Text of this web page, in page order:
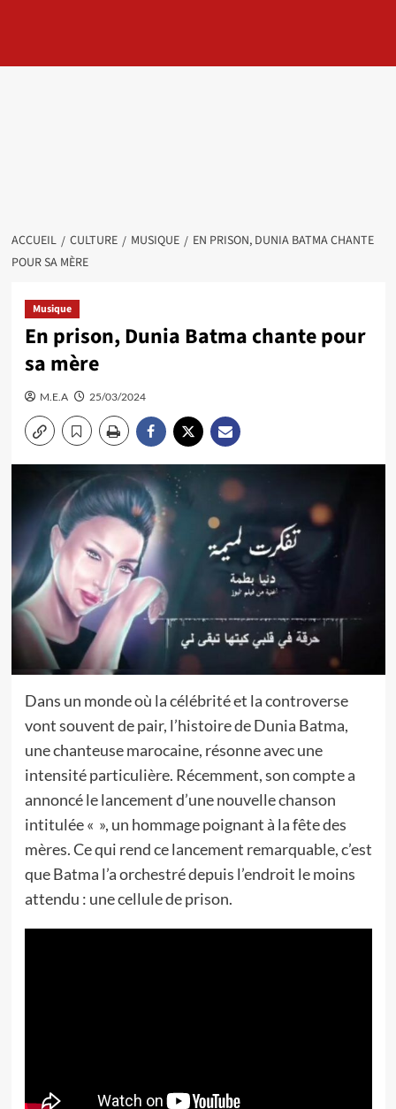
ACCUEIL CULTURE MUSIQUE
EN PRISON, DUNIA BATMA CHANTE
POUR SA MÈRE
Musique
En prison, Dunia Batma chante pour
sa mère
M.E.A 25/03/2024
Dans un monde où la célébrité et la controverse
vont souvent de pair, l’histoire de Dunia Batma,
une chanteuse marocaine, résonne avec une
intensité particulière. Récemment, son compte a
annoncé le lancement d’une nouvelle chanson
intitulée « », un hommage poignant à la fête des
mères. Ce qui rend ce lancement remarquable, c’est
que Batma l’a orchestré depuis l’endroit le moins
attendu : une cellule de prison.